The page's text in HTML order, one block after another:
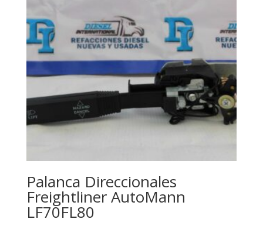
Palanca Direccionales
Freightliner AutoMann
LF70FL80